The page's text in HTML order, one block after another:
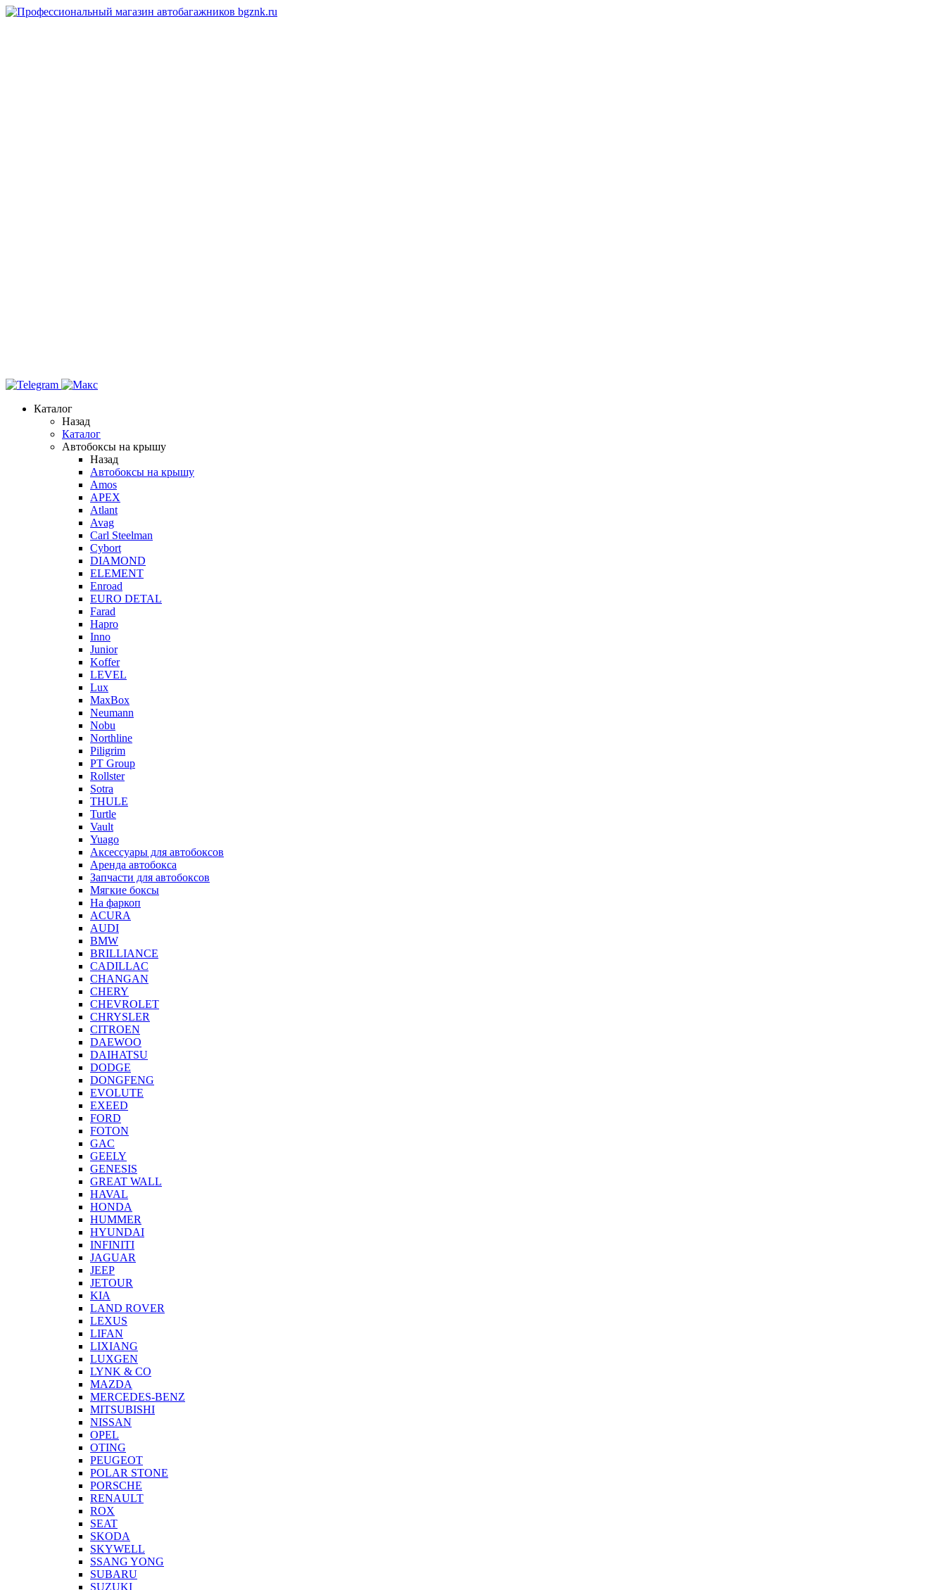
Каталог
Назад
Каталог
Автобоксы на крышу
Назад
Автобоксы на крышу
Amos
APEX
Atlant
Avag
Carl Steelman
Cybort
DIAMOND
ELEMENT
Enroad
EURO DETAL
Farad
Hapro
Inno
Junior
Koffer
LEVEL
Lux
MaxBox
Neumann
Nobu
Northline
Piligrim
PT Group
Rollster
Sotra
THULE
Turtle
Vault
Yuago
Аксессуары для автобоксов
Аренда автобокса
Запчасти для автобоксов
Мягкие боксы
На фаркоп
ACURA
AUDI
BMW
BRILLIANCE
CADILLAC
CHANGAN
CHERY
CHEVROLET
CHRYSLER
CITROEN
DAEWOO
DAIHATSU
DODGE
DONGFENG
EVOLUTE
EXEED
FORD
FOTON
GAC
GEELY
GENESIS
GREAT WALL
HAVAL
HONDA
HUMMER
HYUNDAI
INFINITI
JAGUAR
JEEP
JETOUR
KIA
LAND ROVER
LEXUS
LIFAN
LIXIANG
LUXGEN
LYNK & CO
MAZDA
MERCEDES-BENZ
MITSUBISHI
NISSAN
OPEL
OTING
PEUGEOT
POLAR STONE
PORSCHE
RENAULT
ROX
SEAT
SKODA
SKYWELL
SSANG YONG
SUBARU
SUZUKI